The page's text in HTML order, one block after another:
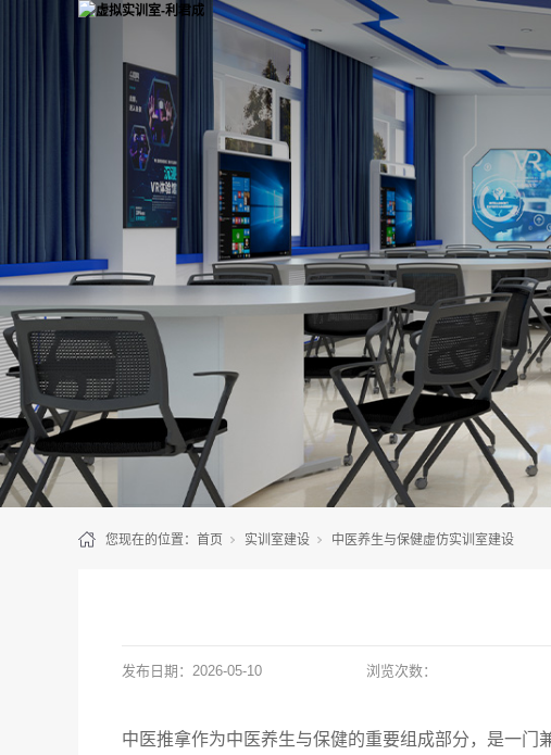
您现在的位置： 首页 实训室建设 中医养生与保健虚仿实训室建设
发布日期： 2026-05-10 浏览次数：
中医推拿作为中医养生与保健的重要组成部分，是一